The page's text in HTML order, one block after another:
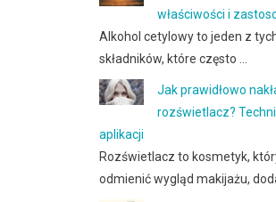
właściwości i
Alkohol cetylowy to jeden z
składników, które często …
Jak prawidłowo
rozświetlacz?
aplikacji
Rozświetlacz to kosmetyk,
odmienić wygląd makijażu,